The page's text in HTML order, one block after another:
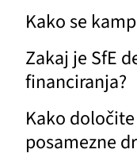
Kako se
Zakaj je SfE
financiranja?
Kako
posamezne